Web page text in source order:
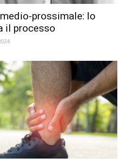
prossimale: lo
il processo